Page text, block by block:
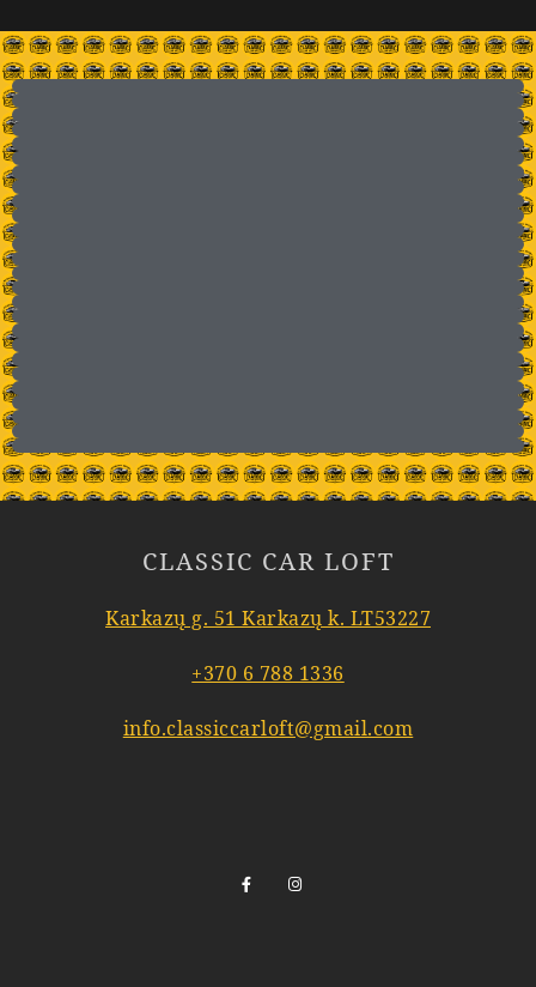
CLASSIC CAR LOFT
Karkazų g. 51 Karkazų k. LT53227
+370 6 788 1336
info.classiccarloft@gmail.com